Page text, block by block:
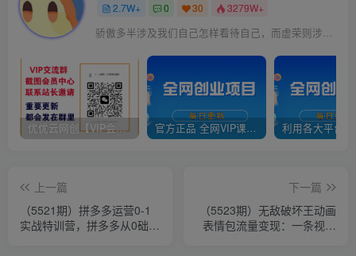
2.7W+ 0 30 3279W+
骄傲多半涉及我们自己怎样看待自己，而虚荣则涉及我们想别人怎样看我们
优优云网创【VIP会员专属交流群】 官方正品 全网VIP课程 无损下载~
上一篇
（5521期）拼多多运营0-1
实战特训营，拼多多从0础到
下一篇
（5523期）无敌破坏王动画
表情包流量变现：一条视频